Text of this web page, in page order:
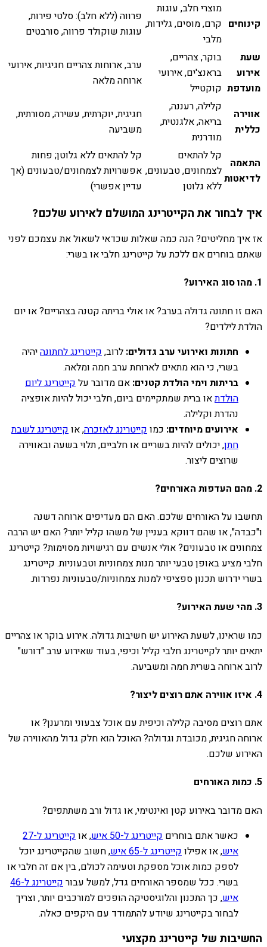
קינוחים
מוצרי חלב, עוגות
קרם, מוסים, גלידות,
מלבי
פרווה (ללא חלב): סלטי פירות,
עוגות שוקולד פרווה, סורבטים
שעת
אירוע
מועדפת
בוקר, צהריים,
בראנצ'ים, אירועי
קוקטייל
ערב, ארוחות צהריים חגיגיות, אירועי
ארוחה מלאה
אווירה
כללית
קלילה, רעננה,
בריאה, אלגנטית,
מודרנית
חגיגית, יוקרתית, עשירה, מסורתית,
משביעה
התאמה
לדיאטות
קל להתאים
לצמחונים, טבעונים,
ללא גלוטן
קל להתאים ללא גלוטן; פחות
אפשרויות לצמחונים/טבעונים (אך
עדיין אפשרי)
איך לבחור את הקייטרינג המושלם לאירוע שלכם?
אז איך מחליטים? הנה כמה שאלות שכדאי לשאול את עצמכם לפני
שאתם בוחרים אם ללכת על קייטרינג חלבי או בשרי:
1. מהו סוג האירוע?
האם זו חתונה גדולה בערב? או אולי בריתה קטנה בצהריים? או יום
הולדת לילדים?
חתונות ואירועי ערב גדולים: לרוב, קייטרינג לחתונהיהיה
בשרי, כי הוא מתאים לארוחת ערב חמה ומלאה.
בריתות וימי הולדת קטנים: אם מדובר על קייטרינג ליום
הולדתאו ברית שמתקיימים ביום, חלבי יכול להיות אופציה
נהדרת וקלילה.
אירועים מיוחדים: כמו קייטרינג לאזכרה, או קייטרינג לשבת
חתן, יכולים להיות בשריים או חלביים, תלוי בשעה ובאווירה
שרוצים ליצור.
2. מהם העדפות האורחים?
תחשבו על האורחים שלכם. האם הם מעדיפים ארוחה דשנה
ו"כבדה", או שהם דווקא בעניין של משהו קליל יותר? האם יש הרבה
צמחונים או טבעונים? אולי אנשים עם רגישויות מסוימות? קייטרינג
חלבי מציע באופן טבעי יותר מנות צמחוניות וטבעוניות. קייטרינג
בשרי ידרוש תכנון ספציפי למנות צמחוניות/טבעוניות נפרדות.
3. מהי שעת האירוע?
כמו שראינו, לשעת האירוע יש חשיבות גדולה. אירוע בוקר או צהריים
יתאים יותר לקייטרינג חלבי קליל וכיפי, בעוד שאירוע ערב "דורש"
לרוב ארוחה בשרית חמה ומשביעה.
4. איזו אווירה אתם רוצים ליצור?
אתם רוצים מסיבה קלילה וכיפית עם אוכל צבעוני ומרענן? או
ארוחה חגיגית, מכובדת וגדולה? האוכל הוא חלק גדול מהאווירה של
האירוע שלכם.
5. כמות האורחים
האם מדובר באירוע קטן ואינטימי, או גדול ורב משתתפים?
כאשר אתם בוחרים קייטרינג ל-50 איש , או
קייטרינג ל-27
איש, או אפילו קייטרינג ל-65 איש
, חשוב שהקייטרינג יוכל
לספק כמות אוכל מספקת וטעימה לכולם, בין אם זה חלבי או
בשרי. ככל שמספר האורחים גדל, למשל עבור
קייטרינג ל-46
איש, כך התכנון והלוגיסטיקה הופכים למורכבים יותר, וצריך
לבחור בקייטרינג שיודע להתמודד עם היקפים כאלה.
החשיבות של קייטרינג מקצועי